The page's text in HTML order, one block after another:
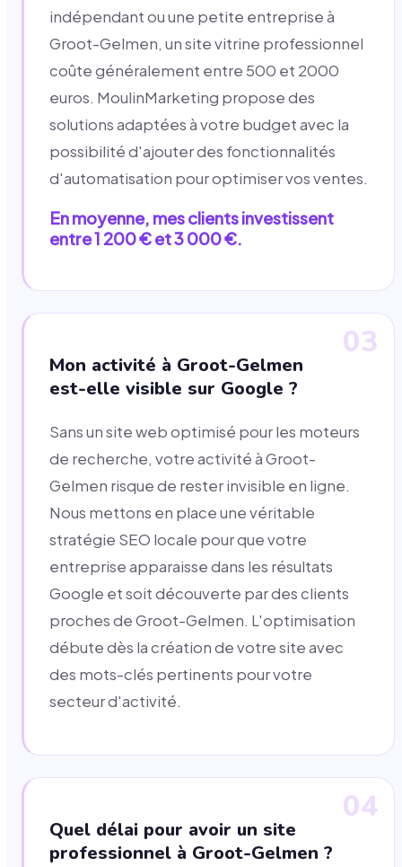
indépendant ou une petite entreprise à
Groot-Gelmen, un site vitrine professionnel
coûte généralement entre 500 et 2000
euros. MoulinMarketing propose des
solutions adaptées à votre budget avec la
possibilité d'ajouter des fonctionnalités
d'automatisation pour optimiser vos ventes.
En moyenne, mes clients investissent
entre 1 200 € et 3 000 €.
03
Mon activité à Groot-Gelmen
est-elle visible sur Google ?
Sans un site web optimisé pour les moteurs
de recherche, votre activité à Groot-
Gelmen risque de rester invisible en ligne.
Nous mettons en place une véritable
stratégie SEO locale pour que votre
entreprise apparaisse dans les résultats
Google et soit découverte par des clients
proches de Groot-Gelmen. L'optimisation
débute dès la création de votre site avec
des mots-clés pertinents pour votre
secteur d'activité.
04
Quel délai pour avoir un site
professionnel à Groot-Gelmen ?